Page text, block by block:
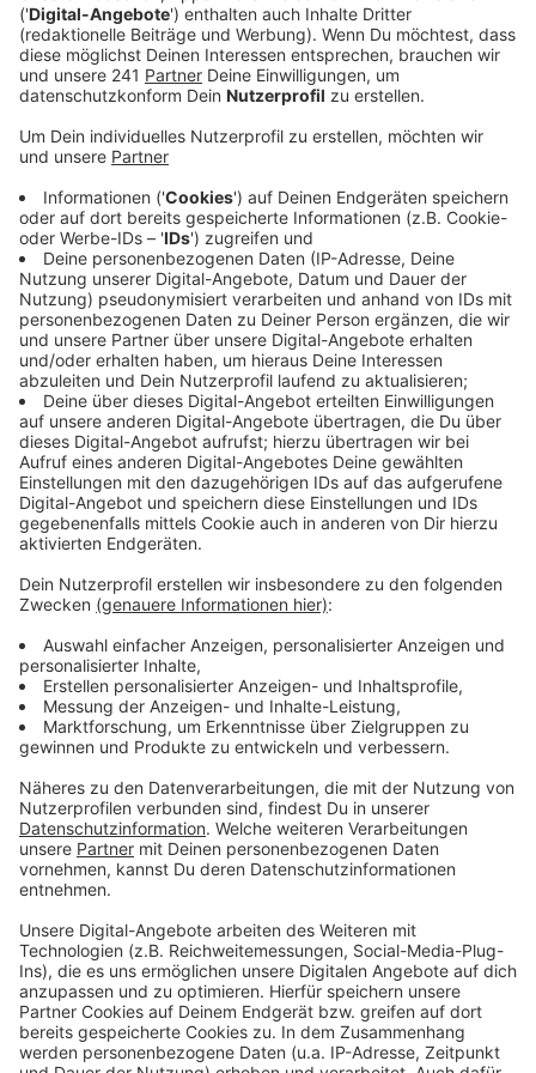
Anzeige
In 2023 sind 1,5 Tonnen Tabak beschlagnahmt und
Produkt-Fälschungen im Wert von 35 Millionen Euro
sichergestellt worden. Kai Wilkens vom Zoll sagt, auch
bei der Bekämpfung des Drogen-Schmuggels sei man
erfolgreich gewesen. Die Schmuggler sind dabei sehr
kreativ:
Also die variieren auch von Jahr zu Jahr. Da
müssen die Zöllner wirklich aufmerksam sein. Im
letzten Jahr hatten wir Paketsendungen, wo in
Styroporkugeln Kokain verbaut war, wir hatten
ein komplettes Waschbecken aus MDMA, wir
haben Babykleidung getränkt mit flüssiger
Kokainlösung. Also das sind nur ein paar Beispiele
dafür, wie fantasiereich die Täter sind.
Während weniger Kokain und Heroin gefunden wurde,
hat sich laut Zoll die Menge von Amphetamin und
Marihuana nahezu verdoppelt, die von Ecstasy
versechsfacht. Auch bei der Bekämpfung von
Schwarzarbeit und illegaler Beschäftigung liegen die
Die Finanzkontrollen Schwarzarbeit mit Standort Köln,
Bonn und Bergisch Gladbach haben fast 1.600
Arbeitgeber überprüft und rund 6.300
Ermittlungsverfahren eingeleitet.
Anzeige